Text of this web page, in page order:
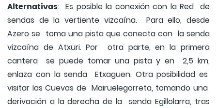
Alternativas: Es posible la conexión con la Red de
sendas de la vertiente vizcaína. Para ello, desde
Azero se toma una pista que conecta con la senda
vizcaína de Atxuri. Por otra parte, en la primera
cantera se puede tomar una pista y en 2,5 km,
enlaza con la senda Etxaguen. Otra posibilidad es
visitar las Cuevas de Mairuelegorreta, tomando una
derivación a la derecha de la senda Egillolarra, tras